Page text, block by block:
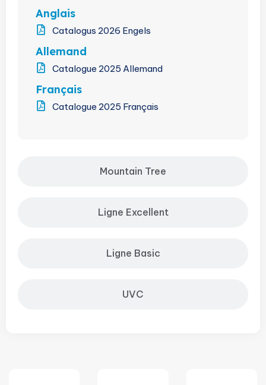
Mountain Tree
Ligne Excellent
Ligne Basic
UVC
Anglais
Catalogus 2026 Engels
Allemand
Catalogue 2025 Allemand
Français
Catalogue 2025 Français